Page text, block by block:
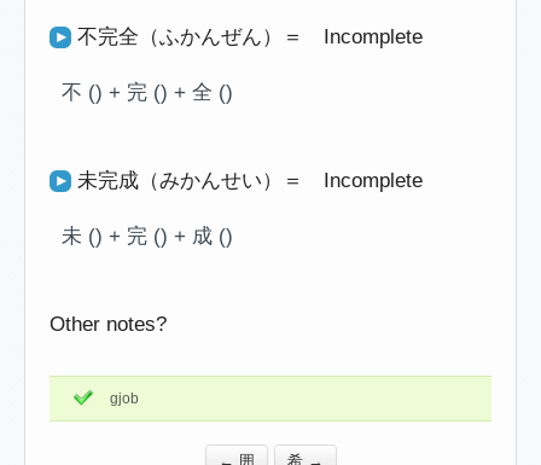
不完全（ふかんぜん）＝ Incomplete
不 () + 完 () + 全 ()
未完成（みかんせい）＝ Incomplete
未 () + 完 () + 成 ()
Other notes?
gjob
← 囲 希 →